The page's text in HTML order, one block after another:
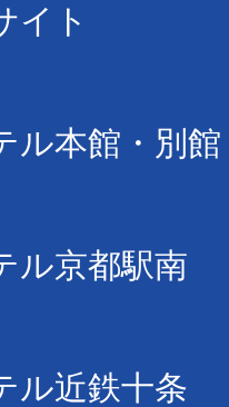
イト
ル本館・別館
ル京都駅南
ル近鉄十条